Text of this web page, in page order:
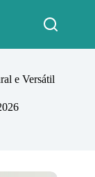
e Versátil